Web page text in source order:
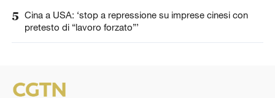
5 Cina a USA: ‘stop a repressione su imprese cinesi con
pretesto di “lavoro forzato”’